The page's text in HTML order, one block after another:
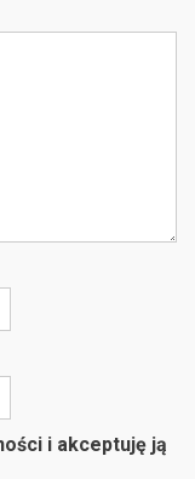
i akceptuję ją